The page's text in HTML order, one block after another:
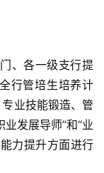
、各一级支行提
行管培生培养计
业技能锻造、管
发展导师”和“业
力提升方面进行